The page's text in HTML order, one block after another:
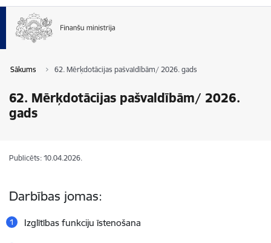
Sākums 62. Mērķdotācijas pašvaldībām/ 2026. gads
62. Mērķdotācijas pašvaldībām/ 2026.
gads
Publicēts: 10.04.2026.
Darbības jomas:
Izglītības funkciju īstenošana